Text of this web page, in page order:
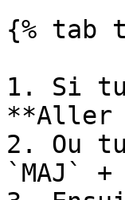
{% tab
1. Si
**Aller
2. Ou
`MAJ` +